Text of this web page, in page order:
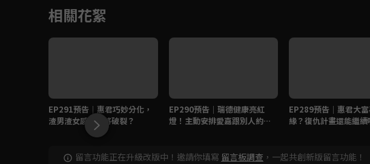
相關花絮
EP291預告｜惠君巧妙分化，
渣男渣女感情即將破裂？
EP290預告｜瑞德健康亮紅
燈！主動安排愛嘉跟別人約
EP289預告｜惠君大
緣？復仇計畫還能繼續
留言功能正在升級改版中！邀請你填寫 留言板調查 ，一起共創新版留言功能！